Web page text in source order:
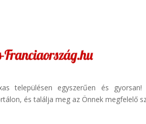
településen egyszerűen és
és találja meg az Önnek megfelelő